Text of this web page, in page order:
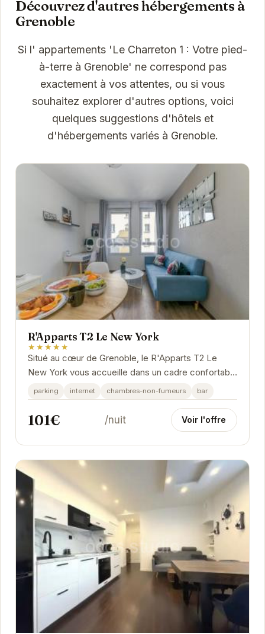
Découvrez d'autres hébergements à
Grenoble
Si l' appartements 'Le Charreton 1 : Votre pied-
à-terre à Grenoble' ne correspond pas
exactement à vos attentes, ou si vous
souhaitez explorer d'autres options, voici
quelques suggestions d'hôtels et
d'hébergements variés à Grenoble.
R'Apparts T2 Le New York
★★★★★
Situé au cœur de Grenoble, le R'Apparts T2 Le
New York vous accueille dans un cadre confortable
et élégant. Parfaitement situé pour les...
parking internet chambres-non-fumeurs bar
101€ /nuit Voir l'offre